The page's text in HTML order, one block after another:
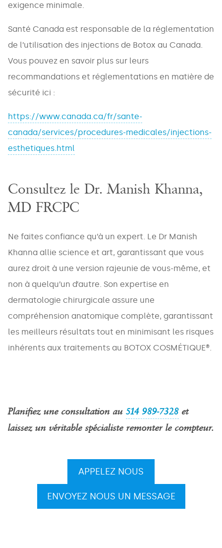
exigence minimale.
Santé Canada est responsable de la réglementation
de l’utilisation des injections de Botox au Canada.
Vous pouvez en savoir plus sur leurs
recommandations et réglementations en matière de
sécurité ici :
https://www.canada.ca/fr/sante-
canada/services/procedures-medicales/injections-
esthetiques.html
Consultez le Dr. Manish Khanna,
MD FRCPC
Ne faites confiance qu’à un expert. Le Dr Manish
Khanna allie science et art, garantissant que vous
aurez droit à une version rajeunie de vous-même, et
non à quelqu’un d’autre. Son expertise en
dermatologie chirurgicale assure une
compréhension anatomique complète, garantissant
les meilleurs résultats tout en minimisant les risques
inhérents aux traitements au BOTOX COSMÉTIQUE®.
Planifiez une consultation au 514 989-7328 et
laissez un véritable spécialiste remonter le compteur.
APPELEZ NOUS
ENVOYEZ NOUS UN MESSAGE
Treatments
MESSAGE